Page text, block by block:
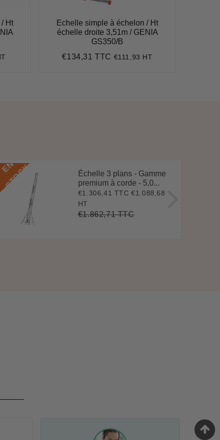
Ht
Echelle simple à échelon / Ht
échelle droite 3,51m / GENIA
GS350/B
Prix
€134,31 TTC €134,31
€111,93 HT
E
N
S
T
O
C
K
Échelle 3 plans - Gamme
premium à corde - 5,0...
Prix
réduit
€1.306,41 TTC€1.306,41
€1.088,68
HT
Prix
€1.862,71 TTC€1.862,71